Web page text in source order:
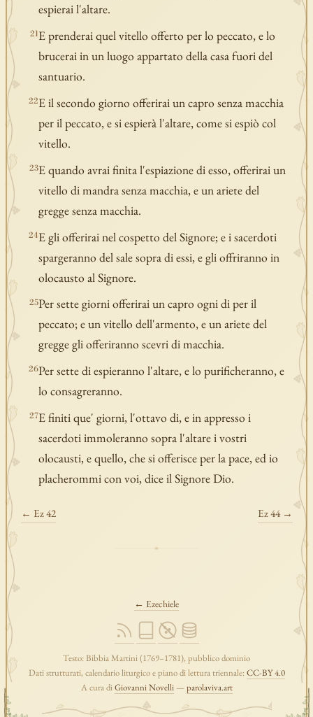
espierai l'altare.
21E prenderai quel vitello offerto per lo peccato, e lo
brucerai in un luogo appartato della casa fuori del
santuario.
22E il secondo giorno offerirai un capro senza macchia
per il peccato, e si espierà l'altare, come si espiò col
vitello.
23E quando avrai finita l'espiazione di esso, offerirai un
vitello di mandra senza macchia, e un ariete del
gregge senza macchia.
24E gli offerirai nel cospetto del Signore; e i sacerdoti
spargeranno del sale sopra di essi, e gli offriranno in
olocausto al Signore.
25Per sette giorni offerirai un capro ogni di per il
peccato; e un vitello dell'armento, e un ariete del
gregge gli offeriranno scevri di macchia.
26Per sette di espieranno l'altare, e lo purificheranno, e
lo consagreranno.
27E finiti que' giorni, l'ottavo di, e in appresso i
sacerdoti immoleranno sopra l'altare i vostri
olocausti, e quello, che si offerisce per la pace, ed io
placherommi con voi, dice il Signore Dio.
← Ez 42 Ez 44 →
← Ezechiele
Testo: Bibbia Martini (1769–1781), pubblico dominio
Dati strutturati, calendario liturgico e piano di lettura triennale: CC-BY 4.0
A cura diGiovanni Novelli—parolaviva.art